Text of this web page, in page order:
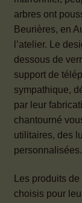
arbres ont
Beurières, en
l’atelier. Le
dessous de
support de
sympathique,
par leur
chantourné
utilitaires, des
personnalisées.
Les produits
choisis pour